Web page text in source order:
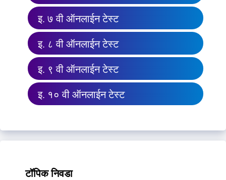
इ. ७ वी ऑनलाईन टेस्ट
इ. ८ वी ऑनलाईन टेस्ट
इ. ९ वी ऑनलाईन टेस्ट
इ. १० वी ऑनलाईन टेस्ट
टॉपिक निवडा